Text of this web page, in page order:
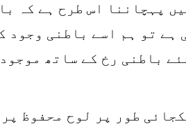
پہچاننا اس طرح ہے کہ
تو ہم اسے باطنی وجود
باطنی رخ کے ساتھ
طور پر لوح محفوظ